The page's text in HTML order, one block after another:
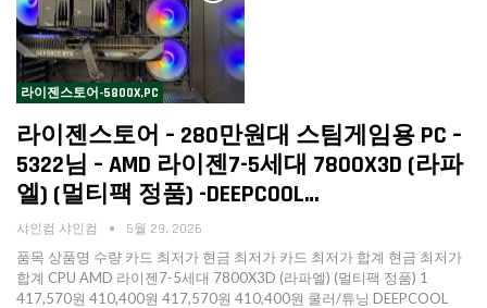
라이젠스토어-5800X,PC
라이젠스토어 – 280만원대 스팀게임용 PC –
5322님 – AMD 라이젠7-5세대 7800X3D (라파
엘) (멀티팩 정품) -DEEPCOOL…
샤인컴 샤인컴 5월 29, 2026
품목 상품명 수량 카드 최저가 현금 최저가 카드 최저가 합계 현금 최저가
합계 CPU AMD 라이젠7-5세대 7800X3D (라파엘) (멀티팩 정품) 1
417,570원 410,400원 417,570원 410,400원 쿨러/튜닝 DEEPCOOL